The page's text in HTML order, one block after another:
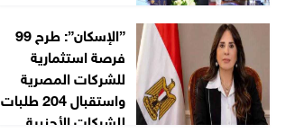
”الإسكان”: طرح 99
فرصة استثمارية
للشركات المصرية
واستقبال 204 طلبات
للشركات الأجنبية...